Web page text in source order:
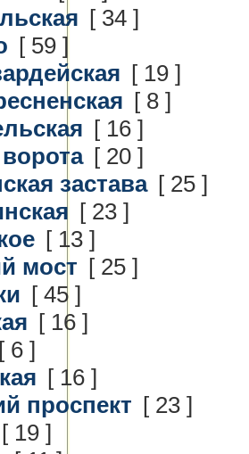
[ 34 ]
[ 59 ]
[ 19 ]
[ 8 ]
[ 16 ]
[ 20 ]
застава [ 25 ]
[ 23 ]
[ 13 ]
мост [ 25 ]
[ 45 ]
[ 16 ]
[ 6 ]
[ 16 ]
проспект [ 23 ]
[ 19 ]